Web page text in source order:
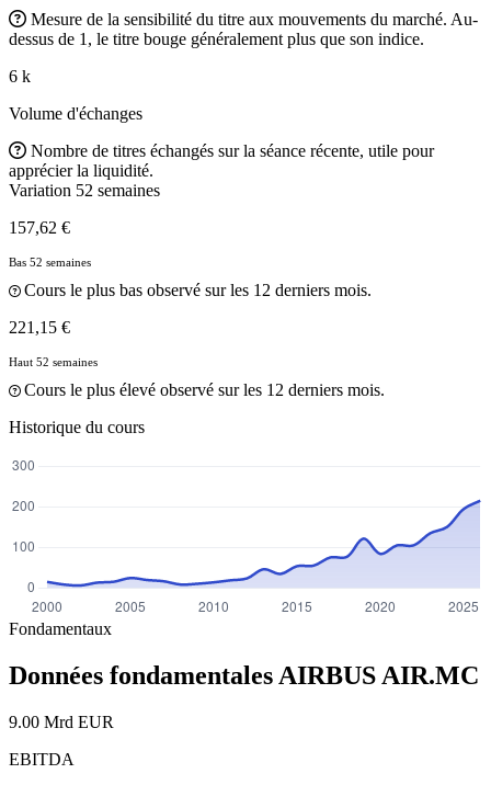
Mesure de la sensibilité du titre aux mouvements du marché. Au-
dessus de 1, le titre bouge généralement plus que son indice.
6 k
Volume d'échanges
Nombre de titres échangés sur la séance récente, utile pour
apprécier la liquidité.
Variation 52 semaines
157,62 €
Bas 52 semaines
Cours le plus bas observé sur les 12 derniers mois.
221,15 €
Haut 52 semaines
Cours le plus élevé observé sur les 12 derniers mois.
Historique du cours
Fondamentaux
Données fondamentales AIRBUS AIR.MC
9.00 Mrd EUR
EBITDA